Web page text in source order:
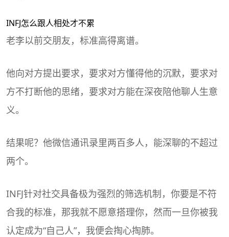
INFJ怎么跟人相处才不累
老李以前交朋友，标准高得离谱。
他向对方提出要求，要求对方懂得他的沉默，要求对
方不打断他的思绪，要求对方能在深夜陪他聊人生意
义。
结果呢？他微信通讯录里两百多人，能深聊的不超过
两个。
INFJ针对社交具备极为强烈的筛选机制，你要是不符
合我的标准，那我就不愿意搭理你，然而一旦你被我
认定成为“自己人”，我便会掏心掏肺。